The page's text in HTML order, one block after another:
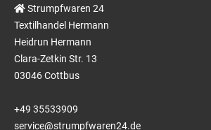
Strumpfwaren 24
Textilhandel Hermann
Heidrun Hermann
Clara-Zetkin Str. 13
03046 Cottbus
+49 35533909
service@strumpfwaren24.de